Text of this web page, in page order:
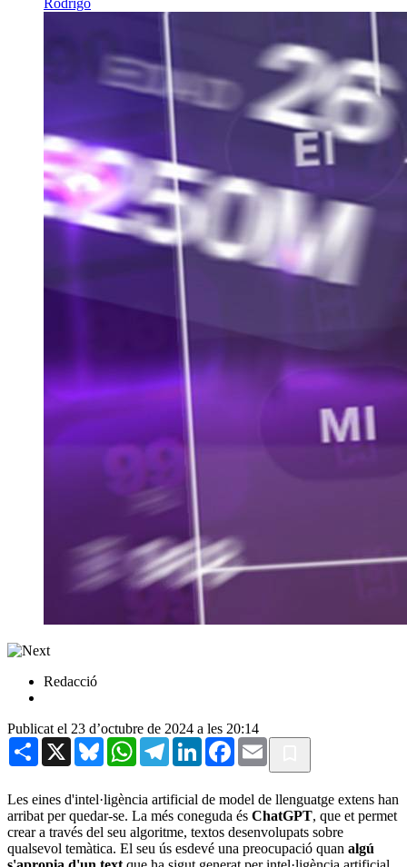
Redacció
Publicat el 23 d’octubre de 2024 a les 20:14
Share X BlueskyWhatsAppTelegramLinkedInFacebook
Email
Les eines d'intel·ligència artificial de model de llenguatge extens han
arribat per quedar-se. La més coneguda és ChatGPT, que et permet
crear a través del seu algoritme, textos desenvolupats sobre
qualsevol temàtica. El seu ús esdevé una preocupació quan algú